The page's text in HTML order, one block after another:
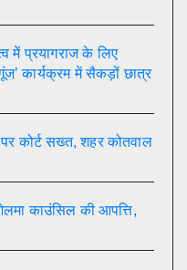
में प्रयागराज के लिए
कार्यक्रम में सैकड़ों छात्र
कोर्ट सख्त, शहर कोतवाल
काउंसिल की आपत्ति,